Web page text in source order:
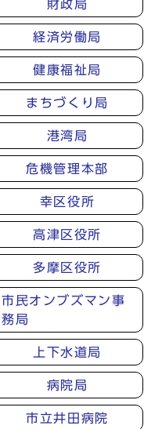
財政局
経済労働局
健康福祉局
まちづくり局
港湾局
危機管理本部
幸区役所
高津区役所
多摩区役所
市民オンブズマン事
務局
上下水道局
病院局
市立井田病院